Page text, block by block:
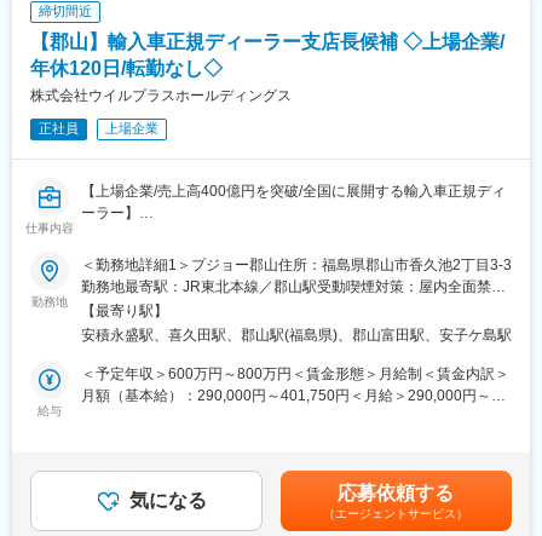
◎既存顧客…取引拡大のための定期的なアプローチ・フォロー
◎新規顧客…現在の給油コストとの比較資料や当社のメリットを
提案
※テレアポ→訪問のため、基本的に飛び込み営業は多く行いませ
ん。
※リース車両貸与後は、直行直帰の営業スタイルも可能。
■入社後の流れ：
営業現場でのOJTや研修のほか先輩との同行を通じて、知識を深
めていきます。
■キャリアパス：
しっかり評価するのが特徴です。
その評価を基に、ゆくゆくは支店長や本社統括等能力や適性を活
通じて自己成長を実感できる環境があります。
■仕事の魅力：
固定手当を含めた表記です。
締切間近
【郡山】輸入車正規ディーラー支店長候補 ◇上場企業/
年休120日/転勤なし◇
株式会社ウイルプラスホールディングス
正社員 上場企業
仕事内容
【上場企業/売上高400億円を突破/全国に展開する輸入車正規ディ
ーラー】
★★業務内容★★
当社の輸入車正規ディーラー店舗にて、各店舗のマネジメントを
行う支店長の候補者としてご入社いただきます。
◇数値管理（店舗の様々な目標数値に対しての進捗管理や実績の
報告）
◇スタッフの指導・育成・評価
◇その他店舗運営に関わる業務
勤務地
＜勤務地詳細1＞プジョー郡山住所：福島県郡山市香久池2丁目3-3
勤務地最寄駅：JR東北本線／郡山駅受動喫煙対策：屋内全面禁煙
＜勤務地詳細2＞ポルシェセンター郡山住所：福島県郡山市喜久田
町字松ヶ作16-200 勤務地最寄駅：JR東北本線／郡山駅受動喫煙
【最寄り駅】
安積永盛駅、喜久田駅、郡山駅(福島県)、郡山富田駅、安子ケ島駅
給与
＜予定年収＞600万円～800万円＜賃金形態＞月給制＜賃金内訳＞
月額（基本給）：290,000円～401,750円＜月給＞290,000円～
も目安の金額であり、選考を通じて上下する可能性があります。
月給(月額)は固定手当を含めた表記です。
気になる 応募依頼する
（エージェントサービス）